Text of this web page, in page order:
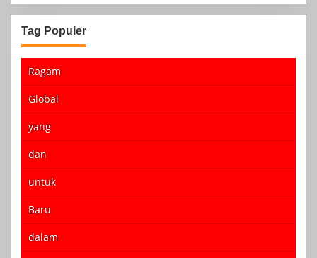
Tag Populer
Ragam
Global
yang
dan
untuk
Baru
dalam